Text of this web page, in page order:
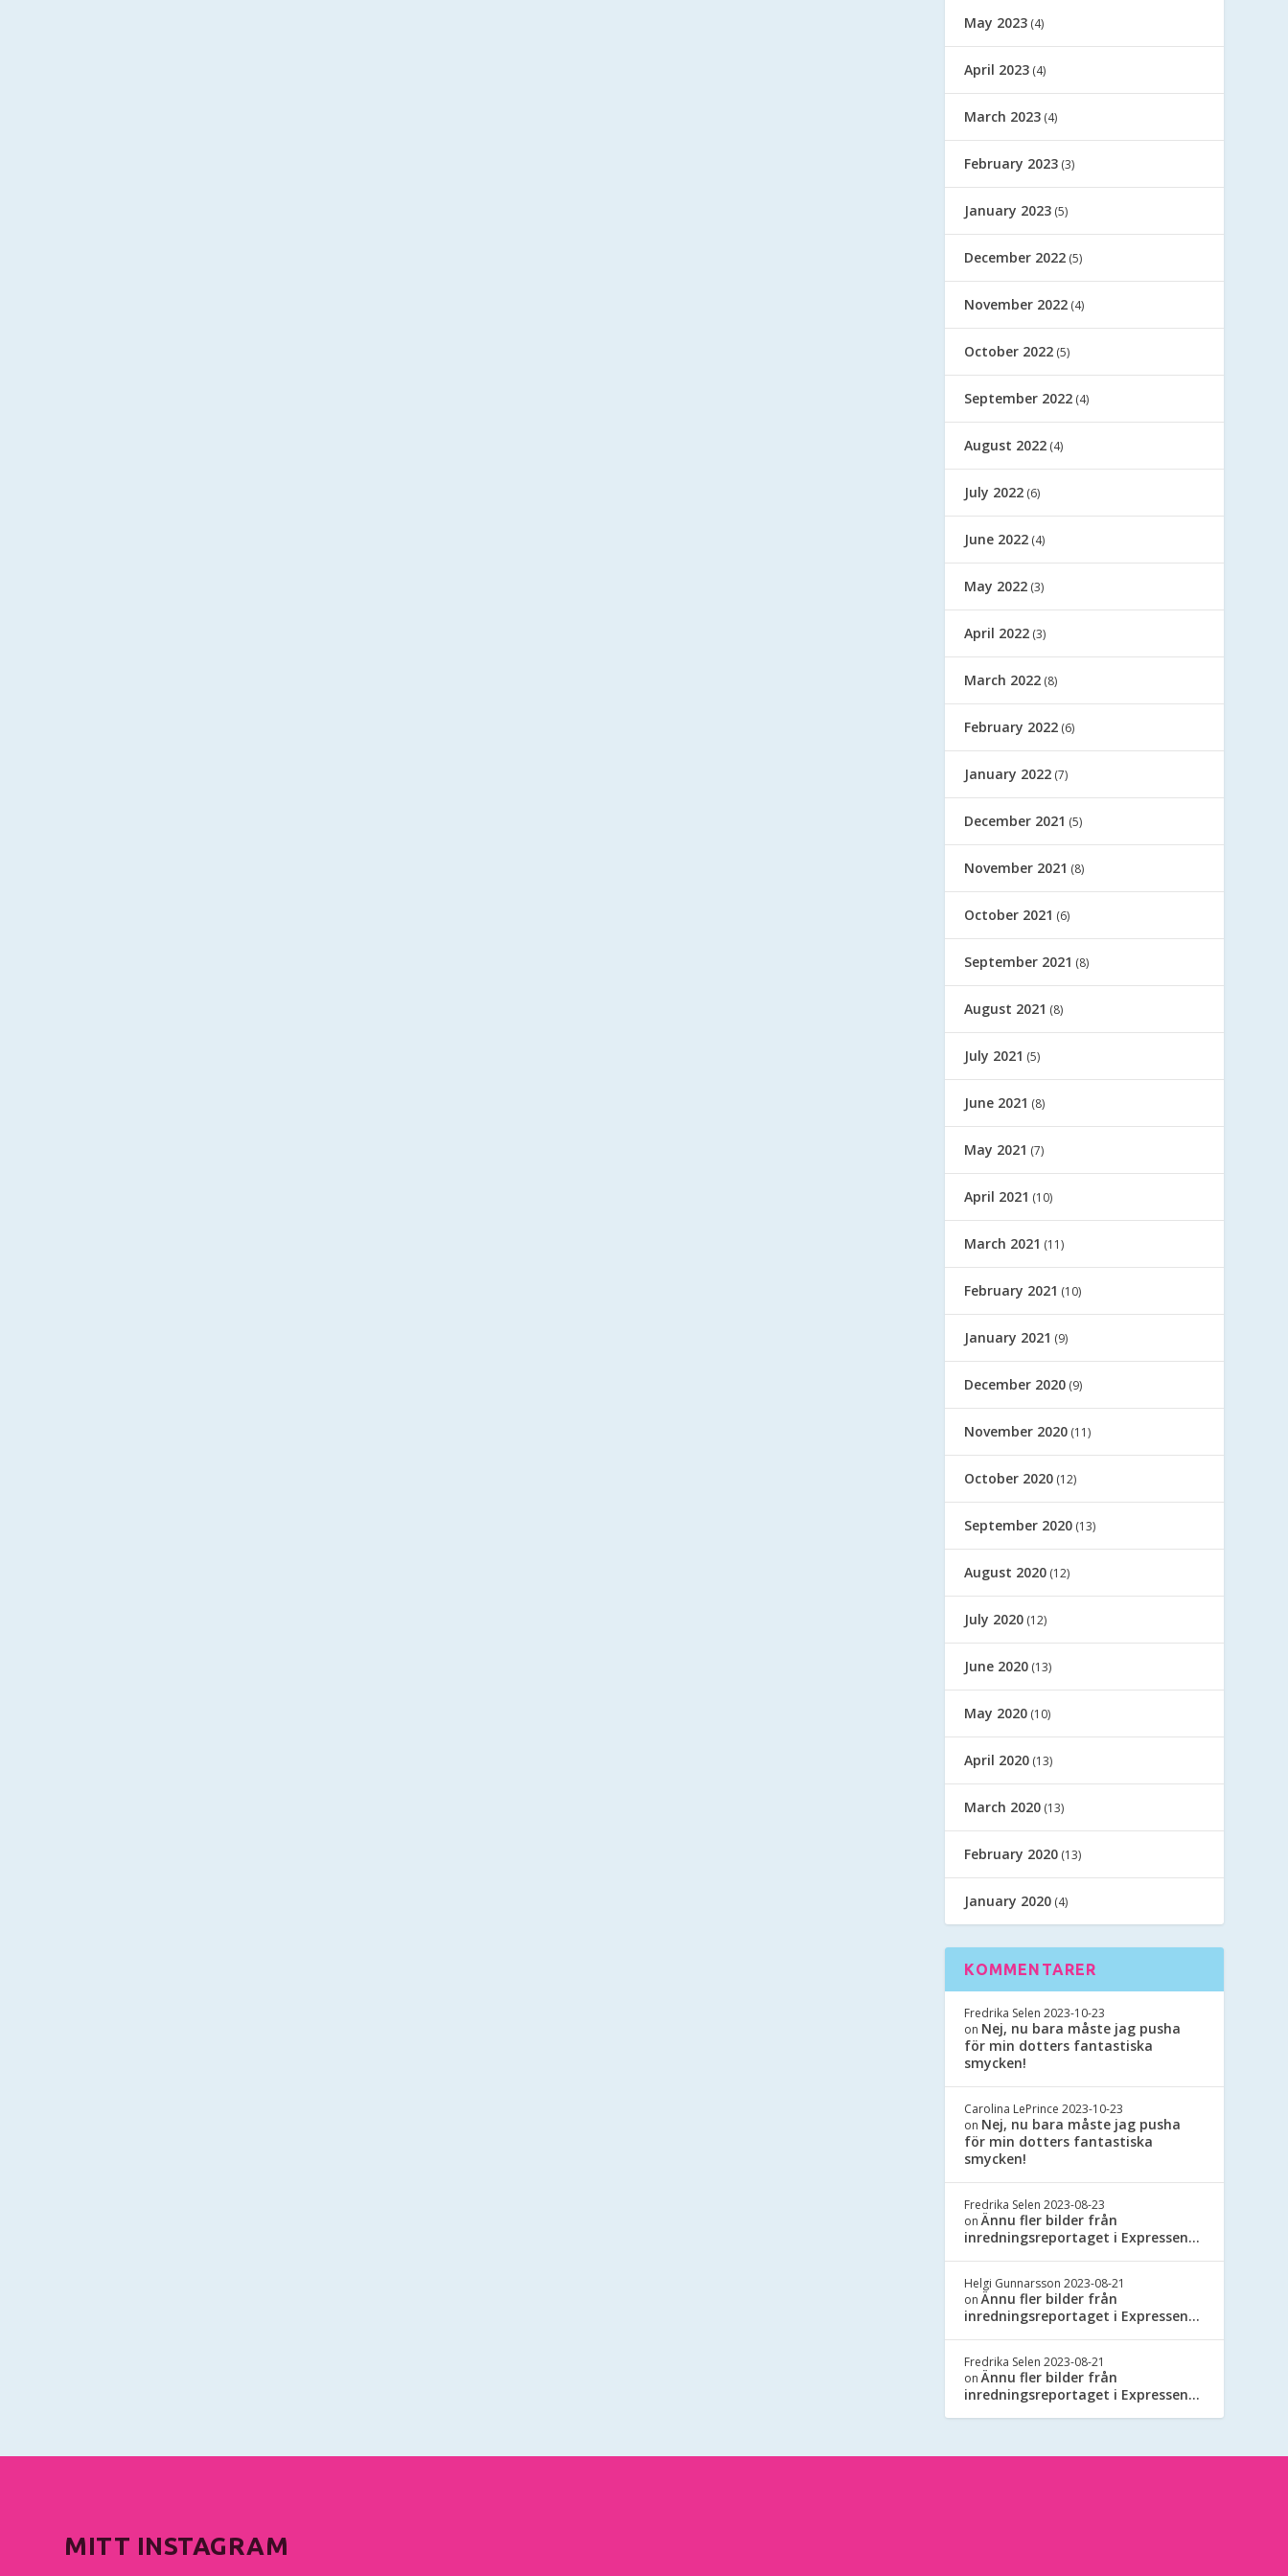
May 2023 (4)
April 2023 (4)
March 2023 (4)
February 2023 (3)
January 2023 (5)
December 2022 (5)
November 2022 (4)
October 2022 (5)
September 2022 (4)
August 2022 (4)
July 2022 (6)
June 2022 (4)
May 2022 (3)
April 2022 (3)
March 2022 (8)
February 2022 (6)
January 2022 (7)
December 2021 (5)
November 2021 (8)
October 2021 (6)
September 2021 (8)
August 2021 (8)
July 2021 (5)
June 2021 (8)
May 2021 (7)
April 2021 (10)
March 2021 (11)
February 2021 (10)
January 2021 (9)
December 2020 (9)
November 2020 (11)
October 2020 (12)
September 2020 (13)
August 2020 (12)
July 2020 (12)
June 2020 (13)
May 2020 (10)
April 2020 (13)
March 2020 (13)
February 2020 (13)
January 2020 (4)
KOMMENTARER
Fredrika Selen 2023-10-23
on Nej, nu bara måste jag pusha
för min dotters fantastiska
smycken!
Carolina LePrince 2023-10-23
on Nej, nu bara måste jag pusha
för min dotters fantastiska
smycken!
Fredrika Selen 2023-08-23
onÄnnu fler bilder från
inredningsreportaget i Expressen…
Helgi Gunnarsson 2023-08-21
onÄnnu fler bilder från
inredningsreportaget i Expressen…
Fredrika Selen 2023-08-21
onÄnnu fler bilder från
inredningsreportaget i Expressen…
MITT INSTAGRAM